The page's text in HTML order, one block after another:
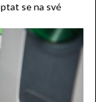
se na své